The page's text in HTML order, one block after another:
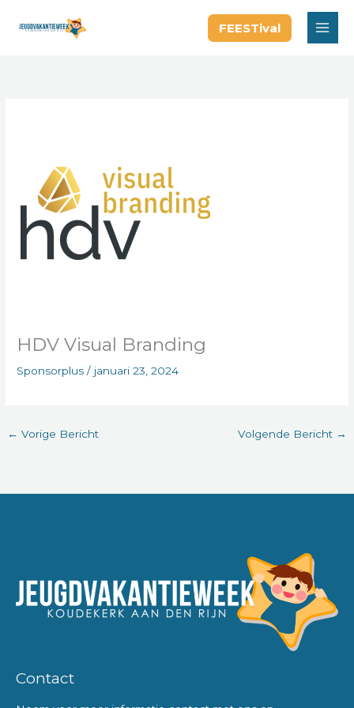
naar
FEESTival
HDV Visual Branding
Sponsorplus / januari 23, 2024
← Vorige Bericht Volgende Bericht →
Contact